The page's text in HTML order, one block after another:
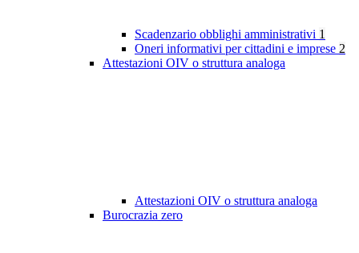
Scadenzario obblighi amministrativi 1
Oneri informativi per cittadini e imprese 2
Attestazioni OIV o struttura analoga
Attestazioni OIV o struttura analoga
Burocrazia zero